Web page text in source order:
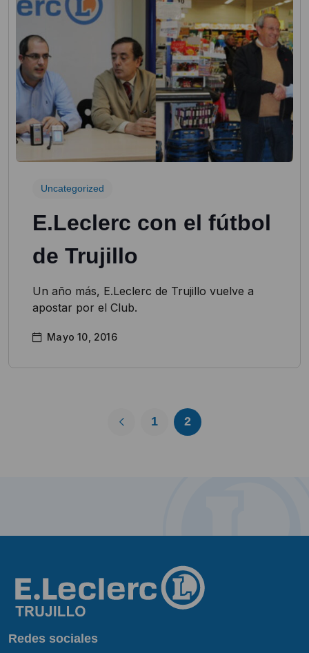
Uncategorized
E.Leclerc con el fútbol
de Trujillo
Un año más, E.Leclerc de Trujillo vuelve a
apostar por el Club.
Mayo 10, 2016
1 2
Redes sociales